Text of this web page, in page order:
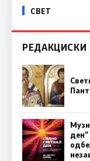
СВЕТ
РЕДАКЦИСКИ